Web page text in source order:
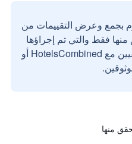
بجمع وعرض التقييمات من
فقط والتي تم إجراؤها
بواسطة مستخدمين حقيقيين مع HotelsCombined أو